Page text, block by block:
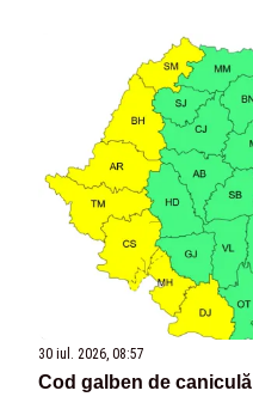
30 iul. 2026, 08:57
Cod galben de caniculă